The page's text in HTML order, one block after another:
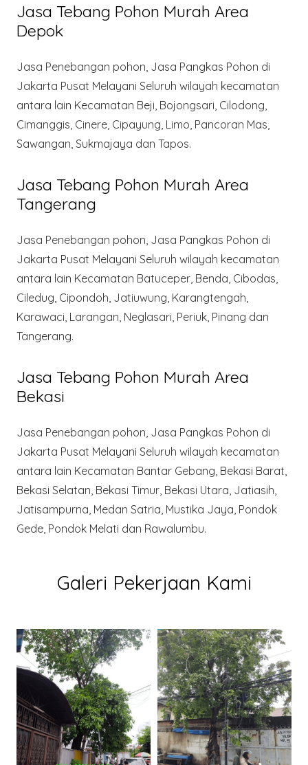
Jasa Tebang Pohon Murah Area
Depok
Jasa Penebangan pohon, Jasa Pangkas Pohon di
Jakarta Pusat Melayani Seluruh wilayah kecamatan
antara lain Kecamatan Beji, Bojongsari, Cilodong,
Cimanggis, Cinere, Cipayung, Limo, Pancoran Mas,
Sawangan, Sukmajaya dan Tapos.
Jasa Tebang Pohon Murah Area
Tangerang
Jasa Penebangan pohon, Jasa Pangkas Pohon di
Jakarta Pusat Melayani Seluruh wilayah kecamatan
antara lain Kecamatan Batuceper, Benda, Cibodas,
Ciledug, Cipondoh, Jatiuwung, Karangtengah,
Karawaci, Larangan, Neglasari, Periuk, Pinang dan
Tangerang.
Jasa Tebang Pohon Murah Area
Bekasi
Jasa Penebangan pohon, Jasa Pangkas Pohon di
Jakarta Pusat Melayani Seluruh wilayah kecamatan
antara lain Kecamatan Bantar Gebang, Bekasi Barat,
Bekasi Selatan, Bekasi Timur, Bekasi Utara, Jatiasih,
Jatisampurna, Medan Satria, Mustika Jaya, Pondok
Gede, Pondok Melati dan Rawalumbu.
Galeri Pekerjaan Kami